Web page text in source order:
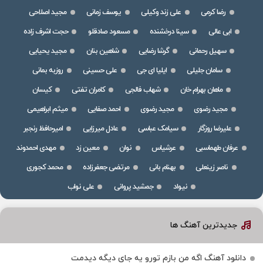
رضا کرمی علی زند وکیلی یوسف زمانی
مجید اصلاحی
ابی عالی
سینا درخشنده مسعود صادقلو
حجت اشرف زاده
سهیل رحمانی
گرشا رضایی شاهین بنان
مجید یحیایی
سامان جلیلی
ایلیا ای جی علی حسینی
روزبه بمانی
ماهان بهرام خان
شهاب فالجی کامران تفتی
کیسان
مجید رضوی
مجید رضوی احمد صفایی
میثم ابراهیمی
علیرضا روزگار
سیامک عباسی عادل میرزایی
امیرحافظ رنجبر
عرفان طهماسبی
عرشیاس نوان معین زد
مهدی احمدوند
ناصر زینعلی
بهنام بانی مرتضی جعفرزاده
محمد کجوری
نیواد
جمشید پروانی علی نواب
جدیدترین آهنگ ها
دانلود آهنگ اگه من بازم تورو یه جای دیگه دیدمت